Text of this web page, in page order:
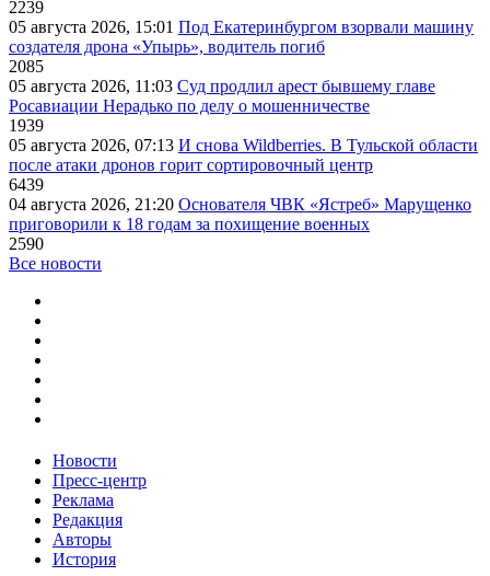
2239
05 августа 2026, 15:01 Под Екатеринбургом взорвали машину
создателя дрона «Упырь», водитель погиб
2085
05 августа 2026, 11:03 Суд продлил арест бывшему главе
Росавиации Нерадько по делу о мошенничестве
1939
05 августа 2026, 07:13 И снова Wildberries. В Тульской области
после атаки дронов горит сортировочный центр
6439
04 августа 2026, 21:20 Основателя ЧВК «Ястреб» Марущенко
приговорили к 18 годам за похищение военных
2590
Все новости
Новости
Пресс-центр
Реклама
Редакция
Авторы
История